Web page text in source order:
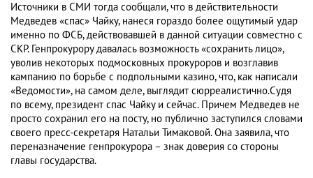
Источники в СМИ тогда сообщали, что в действительности
Медведев «спас» Чайку, нанеся гораздо более ощутимый удар
именно по ФСБ, действовавшей в данной ситуации совместно с
СКР. Генпрокурору давалась возможность «сохранить лицо»,
уволив некоторых подмосковных прокуроров и возглавив
кампанию по борьбе с подпольными казино, что, как написали
«Ведомости», на самом деле, выглядит сюрреалистично.Судя
по всему, президент спас Чайку и сейчас. Причем Медведев не
просто сохранил его на посту, но публично заступился словами
своего пресс-секретаря Натальи Тимаковой. Она заявила, что
переназначение генпрокурора – знак доверия со стороны
главы государства.